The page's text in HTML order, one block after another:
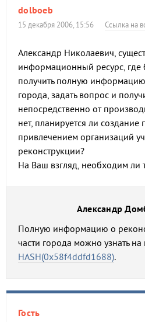
dolboeb
15 декабря 2006, 15:56 Ссылка на
Александр Николаевич,
информационный ресурс,
получить полную
города, задать вопрос и
непосредственно от
нет, планируется ли создание
привлечением организаций
реконструкции?
На Ваш взгляд, необходим ли
Александр
Полную информацию о
части города можно узнать
HASH(0x58f4ddfd1688).
Гость